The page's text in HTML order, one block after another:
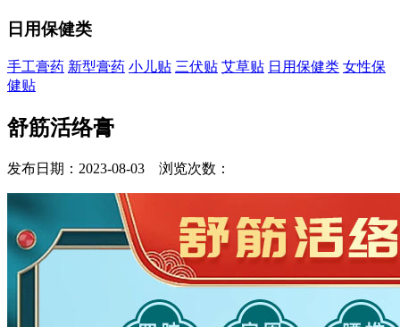
日用保健类
手工膏药 新型膏药 小儿贴 三伏贴 艾草贴 日用保健类 女性保
健贴
舒筋活络膏
发布日期：2023-08-03 浏览次数：